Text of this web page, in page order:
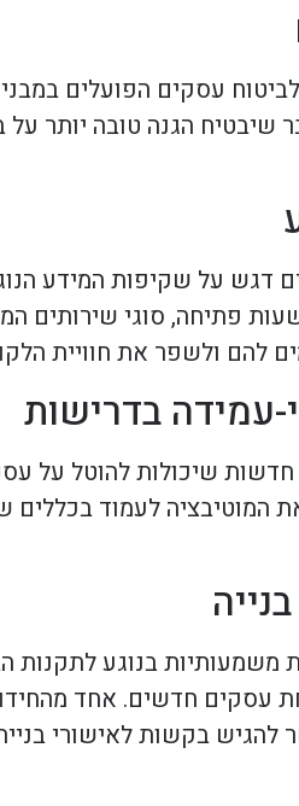
עסקים הפועלים
הגנה טובה יותר על
דגש על שקיפות המידע
פתיחה, סוגי שירותים
להם ולשפר את חוויית
עמידה בדרישות
שיכולות להוטל על
המוטיבציה לעמוד
רפורמות משמעותיות בנוגע
עסקים חדשים. אחד
להגיש בקשות לאישורי